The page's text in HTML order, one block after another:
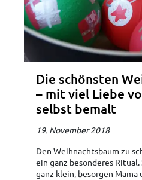
Die schönsten
– mit viel Liebe
selbst bemalt
19. November 2018
Den Weihnachtsbaum zu
ein ganz besonderes
ganz klein, besorgen Mama